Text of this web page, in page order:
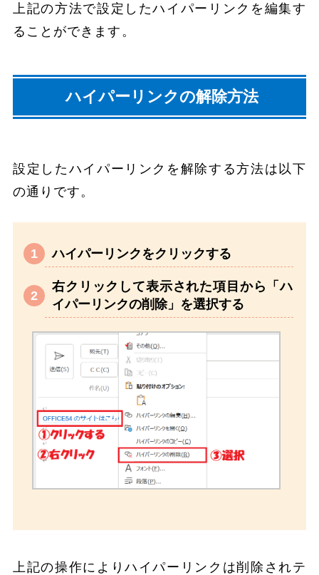
上記の方法で設定したハイパーリンクを編集す
ることができます。
ハイパーリンクの解除方法
設定したハイパーリンクを解除する方法は以下
の通りです。
ハイパーリンクをクリックする
右クリックして表示された項目から「ハ
イパーリンクの削除」を選択する
上記の操作によりハイパーリンクは削除されテ